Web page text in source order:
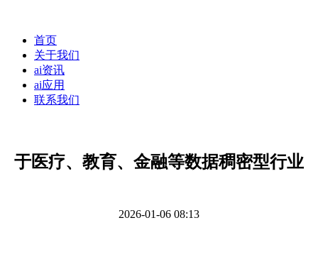
首页
关于我们
ai资讯
ai应用
联系我们
于医疗、教育、金融等数据稠密型行业
2026-01-06 08:13